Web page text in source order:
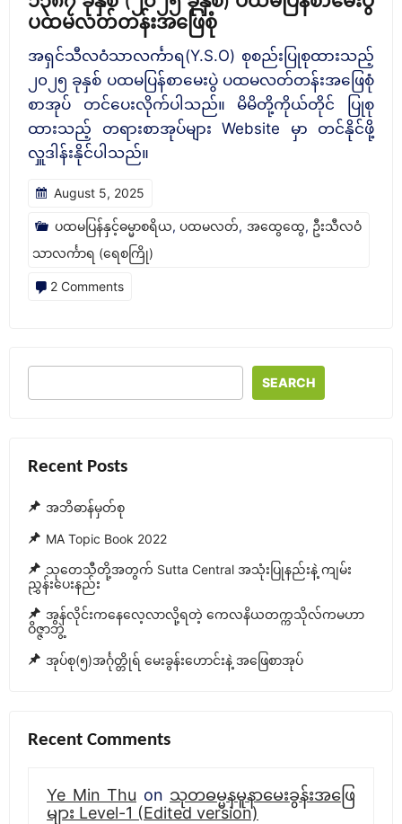
ပထမလတ်တန်းအဖြေစုံ
အရှင်သီလဝံသာလင်္ကာရ(Y.S.O) စုစည်းပြုစုထားသည့်
၂၀၂၅ ခုနှစ် ပထမပြန်စာမေးပွဲ ပထမလတ်တန်းအဖြေစုံ
စာအုပ် တင်ပေးလိုက်ပါသည်။ မိမိတို့ကိုယ်တိုင် ပြုစု
ထားသည့် တရားစာအုပ်များ Website မှာ တင်နိုင်ဖို့
လှူဒါန်းနိုင်ပါသည်။
August 5, 2025
ပထမပြန်နှင့်ဓမ္မာစရိယ, ပထမလတ်, အထွေထွေ, ဦးသီလဝံ
သာလင်္ကာရ (ရေစကြို)
2 Commentson
နှစ်
ပထမပြန်
တန်း
အဖြေ
SEARCH
Recent Posts
အဘိဓာန်မှတ်စု
MA Topic Book 2022
သုတေသီတို့အတွက် Sutta Central အသုံးပြုနည်းနဲ့ ကျမ်း
ညွှန်းပေးနည်း
အွန်လိုင်းကနေလေ့လာလို့ရတဲ့ ကေလနိယတက္ကသိုလ်ကမဟာ
ဝိဇ္ဇာဘွဲ့
အုပ်စု(၅)အင်္ဂုတ္တိုရ် မေးခွန်းဟောင်းနဲ့ အဖြေစာအုပ်
Recent Comments
Ye Min Thu on သုတဓမ္မနမူနာမေးခွန်းအဖြေ
များ Level-1 (Edited version)